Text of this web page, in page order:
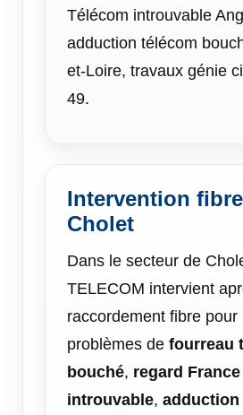
Télécom introuvable
adduction télécom
et-Loire, travaux génie
49.
Intervention
Cholet
Dans le secteur de
TELECOM intervient
raccordement fibre pour
problèmes de fourreau
bouché, regard
introuvable, adduction